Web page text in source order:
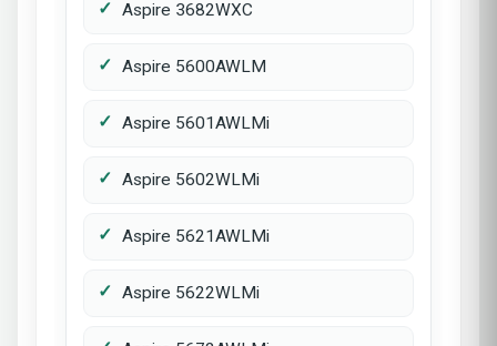
Aspire 3682WXC
Aspire 5600AWLM
Aspire 5601AWLMi
Aspire 5602WLMi
Aspire 5621AWLMi
Aspire 5622WLMi